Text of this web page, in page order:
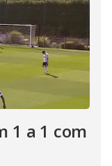
1 a 1 com